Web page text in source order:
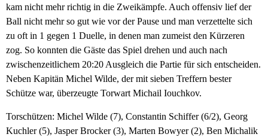
kam nicht mehr richtig in die Zweikämpfe. Auch offensiv lief der
Ball nicht mehr so gut wie vor der Pause und man verzettelte sich
zu oft in 1 gegen 1 Duelle, in denen man zumeist den Kürzeren
zog. So konnten die Gäste das Spiel drehen und auch nach
zwischenzeitlichem 20:20 Ausgleich die Partie für sich entscheiden.
Neben Kapitän Michel Wilde, der mit sieben Treffern bester
Schütze war, überzeugte Torwart Michail Iouchkov.
Torschützen: Michel Wilde (7), Constantin Schiffer (6/2), Georg
Kuchler (5), Jasper Brocker (3), Marten Bowyer (2), Ben Michalik